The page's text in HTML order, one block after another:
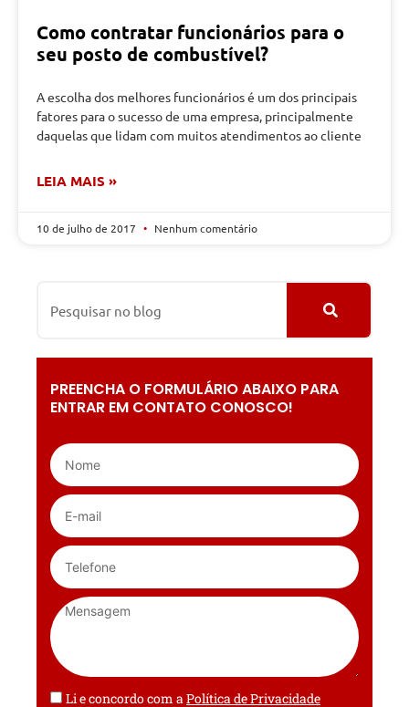
Como contratar funcionários para o
seu posto de combustível?
A escolha dos melhores funcionários é um dos principais
fatores para o sucesso de uma empresa, principalmente
daquelas que lidam com muitos atendimentos ao cliente
LEIA MAIS »
10 de julho de 2017 Nenhum comentário
PREENCHA O FORMULÁRIO ABAIXO PARA
ENTRAR EM CONTATO CONOSCO!
Li e concordo com aPolítica de Privacidade